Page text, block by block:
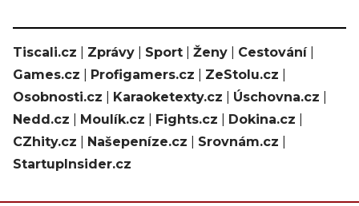
Tiscali.cz Zprávy Sport Ženy Cestování|
Games.cz
Profigamers.cz ZeStolu.cz
Osobnosti.cz
Karaoketexty.cz Úschovna.cz
Nedd.cz
Moulík.cz Fights.cz Dokina.cz
CZhity.cz
Našepeníze.cz Srovnám.cz
StartupInsider.cz